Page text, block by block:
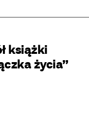
książki
życia”